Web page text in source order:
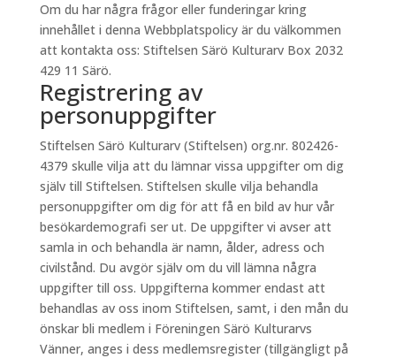
Om du har några frågor eller funderingar kring
innehållet i denna Webbplatspolicy är du välkommen
att kontakta oss: Stiftelsen Särö Kulturarv Box 2032
429 11 Särö.
Registrering av
personuppgifter
Stiftelsen Särö Kulturarv (Stiftelsen) org.nr. 802426-
4379 skulle vilja att du lämnar vissa uppgifter om dig
själv till Stiftelsen. Stiftelsen skulle vilja behandla
personuppgifter om dig för att få en bild av hur vår
besökardemografi ser ut. De uppgifter vi avser att
samla in och behandla är namn, ålder, adress och
civilstånd. Du avgör själv om du vill lämna några
uppgifter till oss. Uppgifterna kommer endast att
behandlas av oss inom Stiftelsen, samt, i den mån du
önskar bli medlem i Föreningen Särö Kulturarvs
Vänner, anges i dess medlemsregister (tillgängligt på